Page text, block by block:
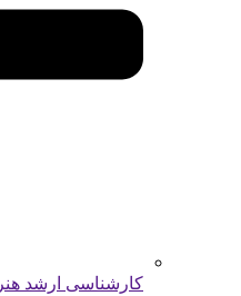
کارشناسی ارشد هنر